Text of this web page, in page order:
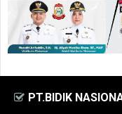
PT.BIDIK